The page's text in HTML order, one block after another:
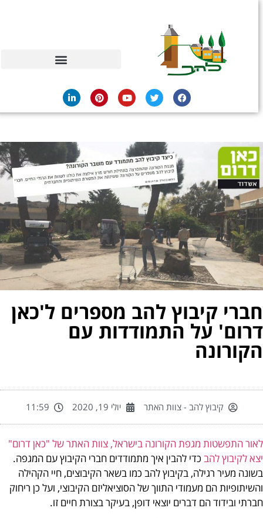
קיבוץ להב מספרים ל'כאן
על התמודדות עם
קיבוץ להב - צוות האתר יולי 19, 2020 11:59
התפשטות מגפת הקורונה בישראל, צוות האתר של "כאן דרום"
לקיבוץ להבכדי להבין איך מתמודדים חברי הקיבוץ עם המגפה.
מעיר רגילה, בקיבוץ להב כמו בשאר הקיבוצים, חיי הקהילה
הם מעמודי התווך של הסוציאליזם הקיבוצי, ועל כן ריחוק
ובידוד הם דברים יוצאי דופן, בעיקר בצורת חיים זו.